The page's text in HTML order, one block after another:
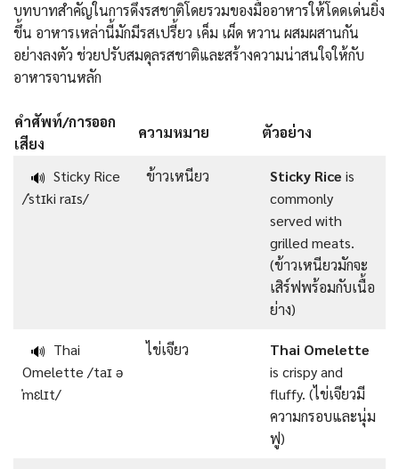
บทบาทสำคัญในการดึงรสชาติโดยรวมของมื้ออาหารให้โดดเด่นยิ่ง
ขึ้น อาหารเหล่านี้มักมีรสเปรี้ยว เค็ม เผ็ด หวาน ผสมผสานกัน
อย่างลงตัว ช่วยปรับสมดุลรสชาติและสร้างความน่าสนใจให้กับ
อาหารจานหลัก
คำศัพท์/การออก
เสียง
ความหมาย ตัวอย่าง
🔊 Sticky Rice
/ˈstɪki raɪs/
ข้าวเหนียว Sticky Rice is
commonly
served with
grilled meats.
(ข้าวเหนียวมักจะ
เสิร์ฟพร้อมกับเนื้อ
ย่าง)
🔊 Thai
Omelette /taɪ ə
ˈmɛlɪt/
ไข่เจียว
Thai Omelette
is crispy and
fluffy. (ไข่เจียวมี
ความกรอบและนุ่ม
ฟู)